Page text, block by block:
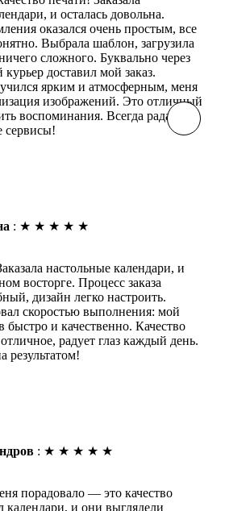
и осталась довольна.
оказался очень простым, все
Выбрала шаблон, загрузила
сложного. Буквально через
курьер доставил мой заказ.
ярким и атмосферным, меня
изображений. Это отличный
воспоминания. Всегда рада
сервисы!
: ★ ★ ★ ★ ★
настольные календари, и
восторге. Процесс заказа
дизайн легко настроить.
скоростью выполнения: мой
быстро и качественно. Качество
радует глаз каждый день.
результатом!
: ★ ★ ★ ★ ★
порадовало — это качество
календари, и они выглядели